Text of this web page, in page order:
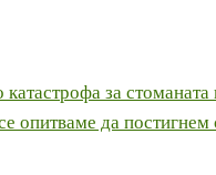
за
опитваме да